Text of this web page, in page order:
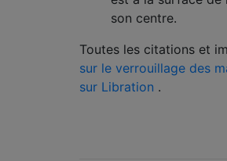
son centre.
Toutes les citations et
sur le verrouillage des
sur Libration .